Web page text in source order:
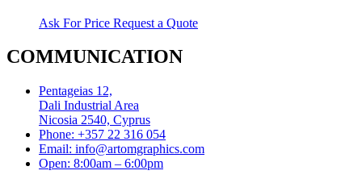
Ask For Price Request a Quote
COMMUNICATION
Pentageias 12,
Dali Industrial Area
Nicosia 2540, Cyprus
Phone: +357 22 316 054
Email: info@artomgraphics.com
Open: 8:00am – 6:00pm